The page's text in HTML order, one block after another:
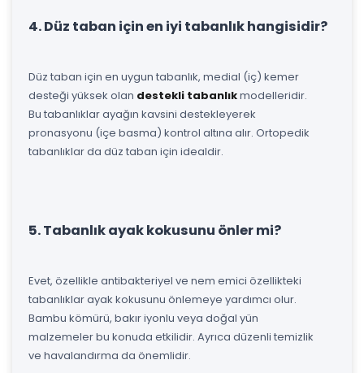
4. Düz taban için en iyi tabanlık hangisidir?
Düz taban için en uygun tabanlık, medial (iç) kemer
desteği yüksek olan destekli tabanlıkmodelleridir.
Bu tabanlıklar ayağın kavsini destekleyerek
pronasyonu (içe basma) kontrol altına alır. Ortopedik
tabanlıklar da düz taban için idealdir.
5. Tabanlık ayak kokusunu önler mi?
Evet, özellikle antibakteriyel ve nem emici özellikteki
tabanlıklar ayak kokusunu önlemeye yardımcı olur.
Bambu kömürü, bakır iyonlu veya doğal yün
malzemeler bu konuda etkilidir. Ayrıca düzenli temizlik
ve havalandırma da önemlidir.